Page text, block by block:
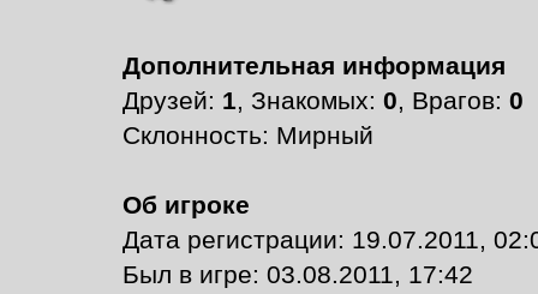
Дополнительная информация
Друзей: 1, Знакомых: 0, Врагов: 0
Склонность: Мирный
Об игроке
Дата регистрации: 19.07.2011,
Был в игре: 03.08.2011, 17:42